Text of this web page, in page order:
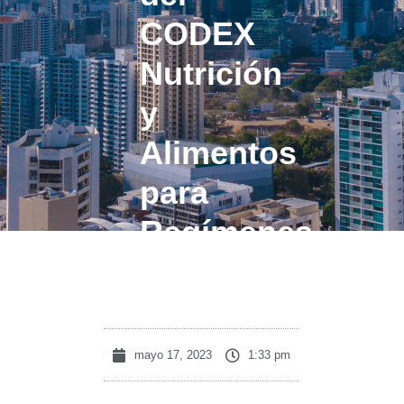
CODEX
Nutrición
y
Alimentos
para
Regímenes
mayo 17, 2023 1:33 pm